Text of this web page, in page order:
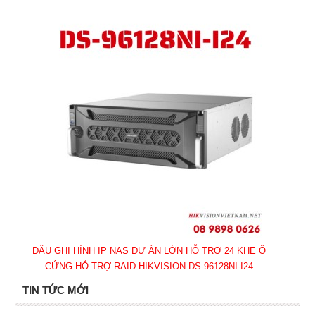
ĐẦU GHI HÌNH IP NAS DỰ ÁN LỚN HỖ TRỢ 24 KHE Ổ
CỨNG HỖ TRỢ RAID HIKVISION DS-96128NI-I24
TIN TỨC MỚI